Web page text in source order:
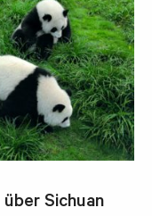
Sichuan